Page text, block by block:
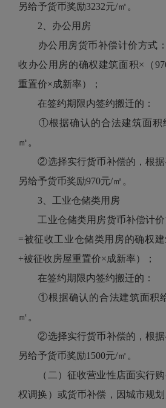
另给予货币奖励3232元/㎡。
2、办公用房
办公用房货币补偿计价方式：
收办公用房的确权建筑面积×（
重置价×成新率）；
在签约期限内签约搬迁的：
①根据确认的合法建筑面积
㎡。
②选择实行货币补偿的，根据
另给予货币奖励970元/㎡。
3、工业仓储类用房
工业仓储类用房货币补偿计价
=被征收工业仓储类用房的确权
+被征收房屋重置价×成新率）；
在签约期限内签约搬迁的：
①根据确认的合法建筑面积给
㎡。
②选择实行货币补偿的，根据
另给予货币奖励1500元/㎡。
（二）征收营业性店面实行购
权调换）或货币补偿，因城市规